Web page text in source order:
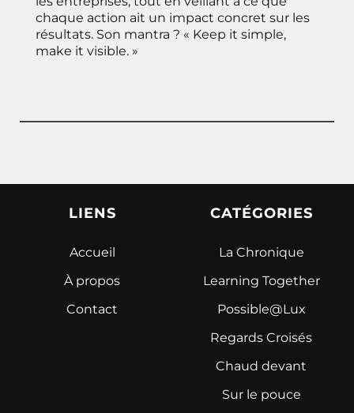
chaque action ait un impact concret sur les
résultats. Son mantra ? « Keep it simple,
make it visible. »
LIENS
Accueil
À propos
Contact
CATÉGORIES
La Chronique
Learning Together
Possible@Lux
Regards Croisés
Chaud devant
Sur le pouce